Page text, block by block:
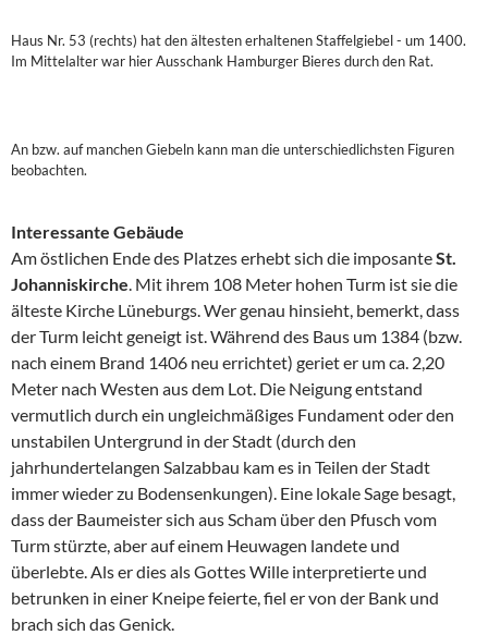
Haus Nr. 53 (rechts) hat den ältesten erhaltenen Staffelgiebel - um 1400.
Im Mittelalter war hier Ausschank Hamburger Bieres durch den Rat.
An bzw. auf manchen Giebeln kann man die unterschiedlichsten Figuren
beobachten.
Interessante Gebäude
Am östlichen Ende des Platzes erhebt sich die imposanteSt.
Johanniskirche . Mit ihrem 108 Meter hohen Turm ist sie die
älteste Kirche Lüneburgs. Wer genau hinsieht, bemerkt, dass
der Turm leicht geneigt ist. Während des Baus um 1384 (bzw.
nach einem Brand 1406 neu errichtet) geriet er um ca. 2,20
Meter nach Westen aus dem Lot. Die Neigung entstand
vermutlich durch ein ungleichmäßiges Fundament oder den
unstabilen Untergrund in der Stadt (durch den
jahrhundertelangen Salzabbau kam es in Teilen der Stadt
immer wieder zu Bodensenkungen). Eine lokale Sage besagt,
dass der Baumeister sich aus Scham über den Pfusch vom
Turm stürzte, aber auf einem Heuwagen landete und
überlebte. Als er dies als Gottes Wille interpretierte und
betrunken in einer Kneipe feierte, fiel er von der Bank und
brach sich das Genick.